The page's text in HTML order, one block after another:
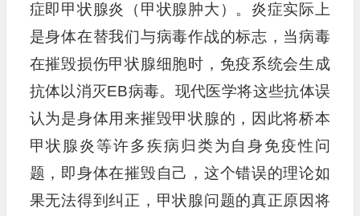
症即甲状腺炎（甲状腺肿大）。炎症实际上
是身体在替我们与病毒作战的标志，当病毒
在摧毁损伤甲状腺细胞时，免疫系统会生成
抗体以消灭EB病毒。现代医学将这些抗体误
认为是身体用来摧毁甲状腺的，因此将桥本
甲状腺炎等许多疾病归类为自身免疫性问
题，即身体在摧毁自己，这个错误的理论如
果无法得到纠正，甲状腺问题的真正原因将